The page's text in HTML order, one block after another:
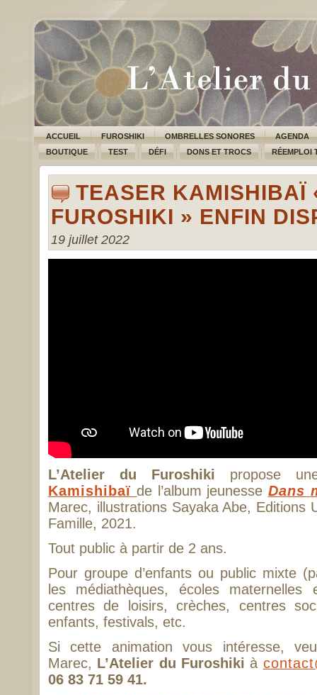
ACCUEIL FUROSHIKI OMBRELLES SONORES
AGENDA
BOUTIQUE
TEST DÉFI DONS ET TROCS RÉEMPLOI
TEASER KAMISHIBAÏ
FUROSHIKI » ENFIN
19 juillet 2022
L’Atelier du Furoshiki propose
Kamishibaï de l’album jeunesse Dans
Marec, illustrations Sayaka Abe, Editions
Famille, 2021.
Tout public à partir de 2 ans.
Pour groupe d’enfants ou public mixte
les médiathèques, écoles
centres de loisirs, crèches, centres
enfants, festivals, etc.
Si cette animation vous intéresse,
Marec, L’Atelier du Furoshiki à
06 83 71 59 41.